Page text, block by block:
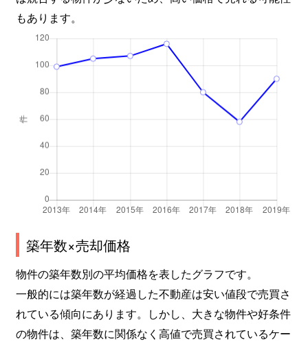
もあります。
築年数×売却価格
物件の築年数別の平均価格を表したグラフです。
一般的には築年数が経過した不動産は安い値段で売買さ
れている傾向にあります。しかし、大きな物件や好条件
の物件は、築年数に関係なく高値で売買されているケー